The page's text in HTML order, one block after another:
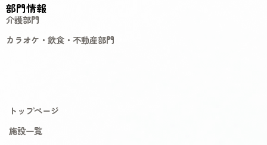
部門情報
介護部門
カラオケ・飲食・不動産部門
トップページ
施設一覧